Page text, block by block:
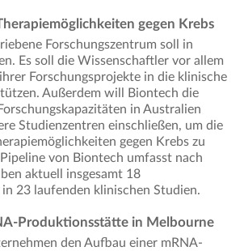
gegen Krebs
Forschungszentrum soll in
Es soll die Wissenschaftler vor allem
Forschungsprojekte in die klinische
Außerdem will Biontech die
in Australien
Studienzentren einschließen, um die
gegen Krebs zu
von Biontech umfasst nach
aktuell insgesamt 18
23 laufenden klinischen Studien.
Produktionsstätte in Melbourne
den Aufbau einer mRNA-